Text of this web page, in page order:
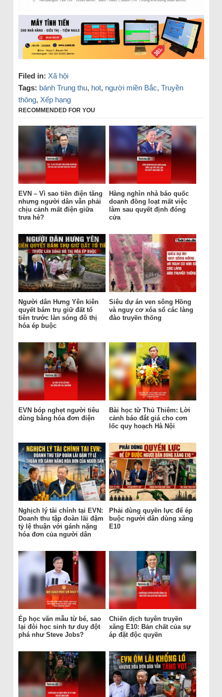
Filed in: Xã hội
Tags: bánh Trung thu, hot, người miền Bắc, Truyền
thông, Xếp hạng
RECOMMENDED FOR YOU
EVN – Vì sao tiền điện tăng
nhưng người dân vẫn phải
chịu cảnh mất điện giữa
trưa hè?
Hàng nghìn nhà báo quốc
doanh đồng loạt mất việc
làm sau quyết định đóng
cửa
Người dân Hưng Yên kiên
quyết bám trụ giữ đất tổ
tiên trước làn sóng đô thị
hóa ép buộc
Siêu dự án ven sông Hồng
và nguy cơ xóa sổ các làng
đào truyền thống
EVN bóp nghẹt người tiêu
dùng bằng hóa đơn điện
Bài học từ Thủ Thiêm: Lời
cảnh báo đắt giá cho cơn
lốc quy hoạch Hà Nội
Nghịch lý tài chính tại EVN:
Doanh thu tập đoàn lãi đậm
tỷ lệ thuận với gánh nặng
hóa đơn của người dân
Phải dùng quyền lực để ép
buộc người dân dùng xăng
E10
Ép học văn mẫu từ bé, sao
lại đòi học sinh tư duy đột
phá như Steve Jobs?
Chiến dịch tuyên truyền
xăng E10: Bản chất của sự
áp đặt độc quyền